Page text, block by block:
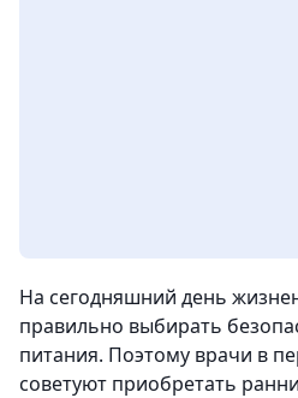
На сегодняшний день
правильно выбирать
питания. Поэтому врачи в
советуют приобретать